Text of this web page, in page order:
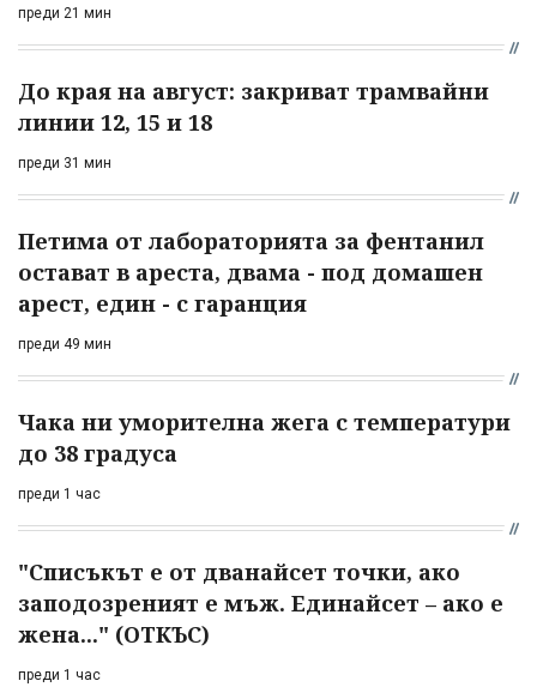
преди 21 мин
До края на август: закриват трамвайни
линии 12, 15 и 18
преди 31 мин
Петима от лабораторията за фентанил
остават в ареста, двама - под домашен
арест, един - с гаранция
преди 49 мин
Чака ни уморителна жега с температури
до 38 градуса
преди 1 час
"Списъкът е от дванайсет точки, ако
заподозреният е мъж. Единайсет – ако е
жена..." (ОТКЪС)
преди 1 час